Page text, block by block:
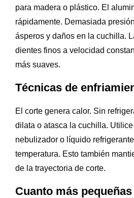
para madera o plástico. El
rápidamente. Demasiada
ásperos y daños en la cuchilla.
dientes finos a velocidad
más suaves.
Técnicas de
El corte genera calor. Sin
dilata o atasca la cuchilla.
nebulizador o líquido
temperatura. Esto también
de la trayectoria de corte.
Cuanto más